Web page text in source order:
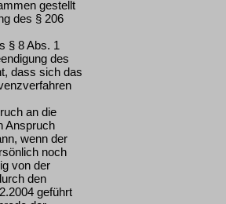
gestellt
des § 206
§ 8 Abs. 1
des
dass sich das
an die
Anspruch
wenn der
noch
von der
den
geführt